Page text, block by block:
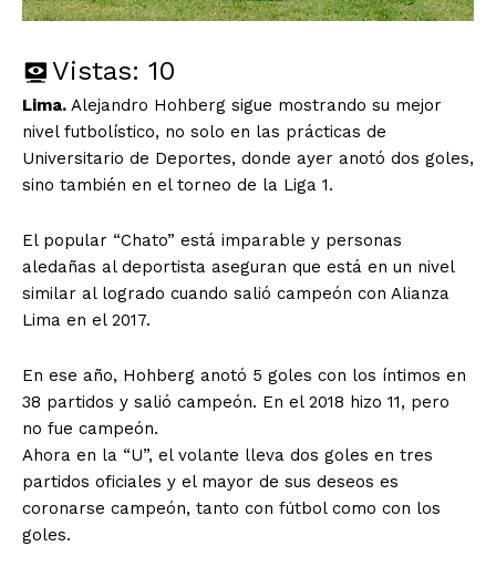
Vistas: 10
Lima. Alejandro Hohberg sigue mostrando su mejor
nivel futbolístico, no solo en las prácticas de
Universitario de Deportes, donde ayer anotó dos goles,
sino también en el torneo de la Liga 1.
El popular “Chato” está imparable y personas
aledañas al deportista aseguran que está en un nivel
similar al logrado cuando salió campeón con Alianza
Lima en el 2017.
En ese año, Hohberg anotó 5 goles con los íntimos en
38 partidos y salió campeón. En el 2018 hizo 11, pero
no fue campeón.
Ahora en la “U”, el volante lleva dos goles en tres
partidos oficiales y el mayor de sus deseos es
coronarse campeón, tanto con fútbol como con los
goles.